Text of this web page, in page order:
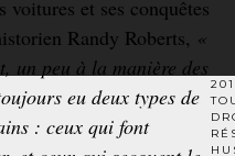
voitures et ses conquêtes
Randy Roberts, «
un peu à la manière des
eu deux types de
: ceux qui font